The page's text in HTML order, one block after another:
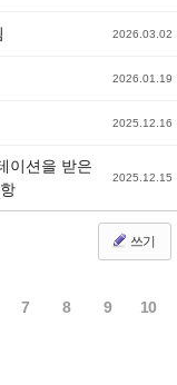
2026.03.02
2026.01.19
2025.12.16
이션을 받은
2025.12.15
쓰기
7 8 9 10